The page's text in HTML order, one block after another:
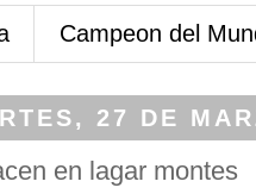
Campeon del
27 DE
en lagar montes